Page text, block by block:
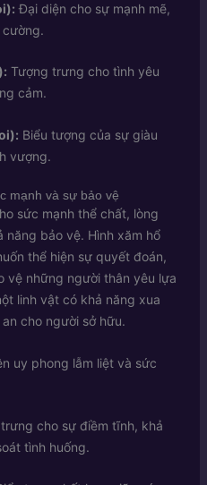
Đại diện cho sự mạnh mẽ,
cường.
Tượng trưng cho tình yêu
cảm.
Biểu tượng của sự giàu
vượng.
mạnh và sự bảo vệ
sức mạnh thể chất, lòng
bảo vệ. Hình xăm hổ
thể hiện sự quyết đoán,
vệ những người thân yêu lựa
linh vật có khả năng xua
cho người sở hữu.
uy phong lẫm liệt và sức
cho sự điềm tĩnh, khả
tình huống.